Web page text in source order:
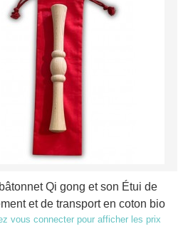
Qi gong et son Étui de
et de transport en coton bio
vous connecter pour afficher les prix